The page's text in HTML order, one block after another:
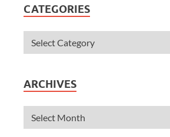
CATEGORIES
ARCHIVES